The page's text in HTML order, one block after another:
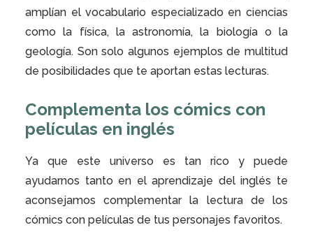
amplían el vocabulario especializado en ciencias
como la física, la astronomía, la biología o la
geología. Son solo algunos ejemplos de multitud
de posibilidades que te aportan estas lecturas.
Complementa los cómics con
películas en inglés
Ya que este universo es tan rico y puede
ayudarnos tanto en el aprendizaje del inglés te
aconsejamos complementar la lectura de los
cómics con películas de tus personajes favoritos.